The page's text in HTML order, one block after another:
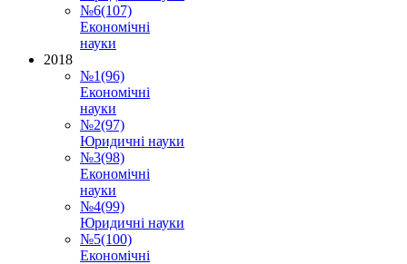
№6(107)
Економічні
науки
2018
№1(96)
Економічні
науки
№2(97)
Юридичні науки
№3(98)
Економічні
науки
№4(99)
Юридичні науки
№5(100)
Економічні